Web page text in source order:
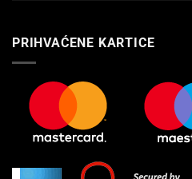
PRIHVAĆENE KARTICE